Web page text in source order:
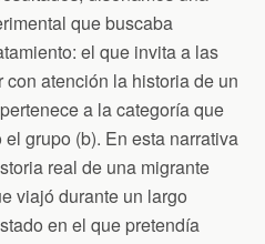
que buscaba
el que invita a las
atención la historia de un
a la categoría que
grupo (b). En esta narrativa
real de una migrante
viajó durante un largo
en el que pretendía